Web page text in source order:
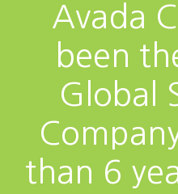
Avada
been
Global
than 6